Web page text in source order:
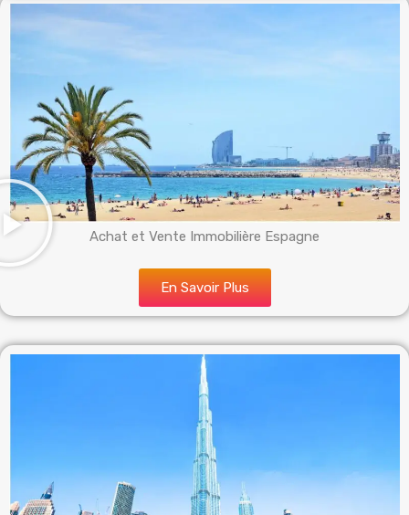
Achat et Vente Immobilière Espagne
En Savoir Plus